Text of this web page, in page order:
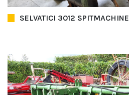
SELVATICI 3012 SPITMACHINE